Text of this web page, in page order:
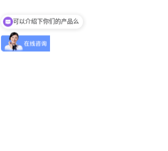
有没有对应案例